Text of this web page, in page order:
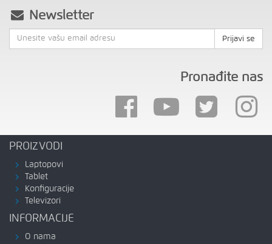
Newsletter
Prijavi se
Pronađite nas
PROIZVODI
Laptopovi
Tablet
Konfiguracije
Televizori
INFORMACIJE
O nama